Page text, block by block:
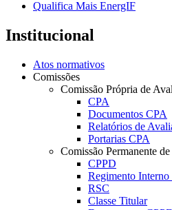
Qualifica Mais EnergIF
Institucional
Atos normativos
Comissões
Comissão Própria de
CPA
Documentos CPA
Relatórios de
Portarias CPA
Comissão Permanente
CPPD
Regimento Interno
RSC
Classe Titular